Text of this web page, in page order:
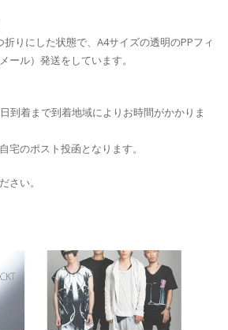
りにした状態で、A4サイズの透明のPPフィ
ール）発送をしています。
到着まで到着地域によりお時間がかかりま
宅のポスト投函となります。
さい。